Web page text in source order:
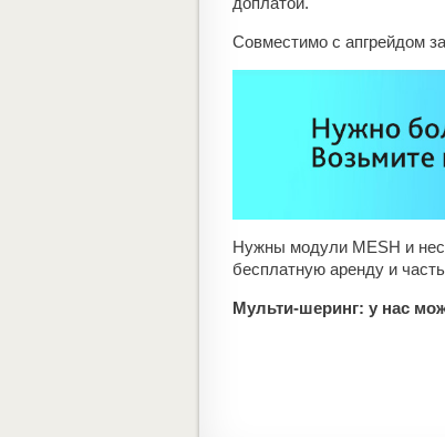
Совместимо с апгрейдом
Нужны модули MESH и
бесплатную аренду и
Мульти-шеринг: у нас